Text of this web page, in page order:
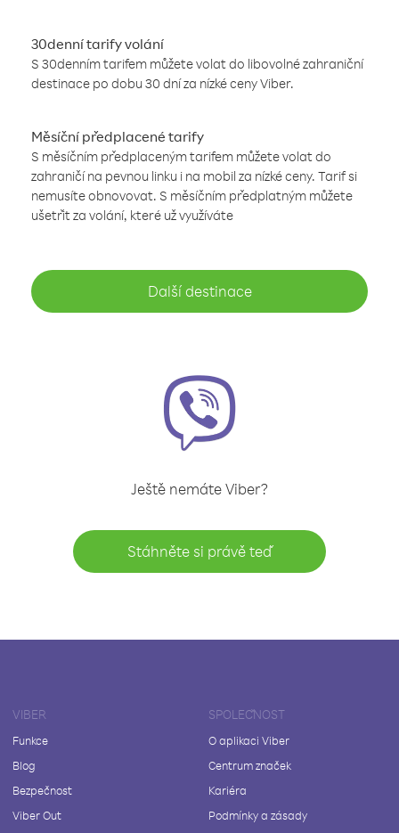
30denní tarify volání
S 30denním tarifem můžete volat do libovolné zahraniční
destinace po dobu 30 dní za nízké ceny Viber.
Měsíční předplacené tarify
S měsíčním předplaceným tarifem můžete volat do
zahraničí na pevnou linku i na mobil za nízké ceny. Tarif si
nemusíte obnovovat. S měsíčním předplatným můžete
ušetřit za volání, které už využíváte
Další destinace
Ještě nemáte Viber?
Stáhněte si právě teď
VIBER
Funkce
Blog
Bezpečnost
Viber Out
SPOLEČNOST
O aplikaci Viber
Centrum značek
Kariéra
Podmínky a zásady